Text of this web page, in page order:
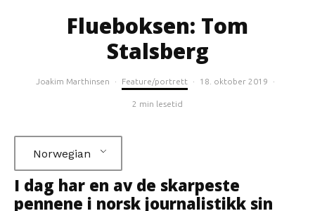
Flueboksen: Tom
Stalsberg
Joakim Marthinsen · Feature/portrett · 18. oktober 2019 ·
2 min lesetid
Norwegian
I dag har en av de skarpeste
pennene i norsk journalistikk sin